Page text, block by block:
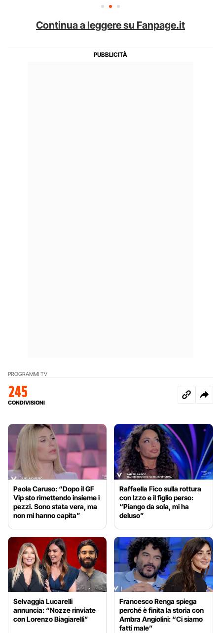
Continua a leggere su Fanpage.it
PROGRAMMI TV
245
CONDIVISIONI
Paola Caruso: “Dopo il GF
Vip sto rimettendo insieme i
pezzi. Sono stata vera, ma
non mi hanno capita”
Raffaella Fico sulla rottura
con Izzo e il figlio perso:
“Piango da sola, mi ha
deluso”
Selvaggia Lucarelli
annuncia: “Nozze rinviate
con Lorenzo Biagiarelli”
Francesco Renga spiega
perché è finita la storia con
Ambra Angiolini: “Ci siamo
fatti male”